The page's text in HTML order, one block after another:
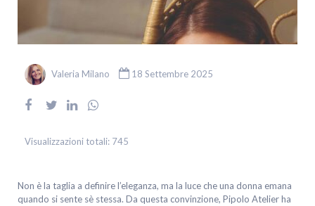
Valeria Milano 18 Settembre 2025
Visualizzazioni totali: 745
Non è la taglia a definire l’eleganza, ma la luce che una donna emana
quando si sente sè stessa. Da questa convinzione, Pipolo Atelier ha